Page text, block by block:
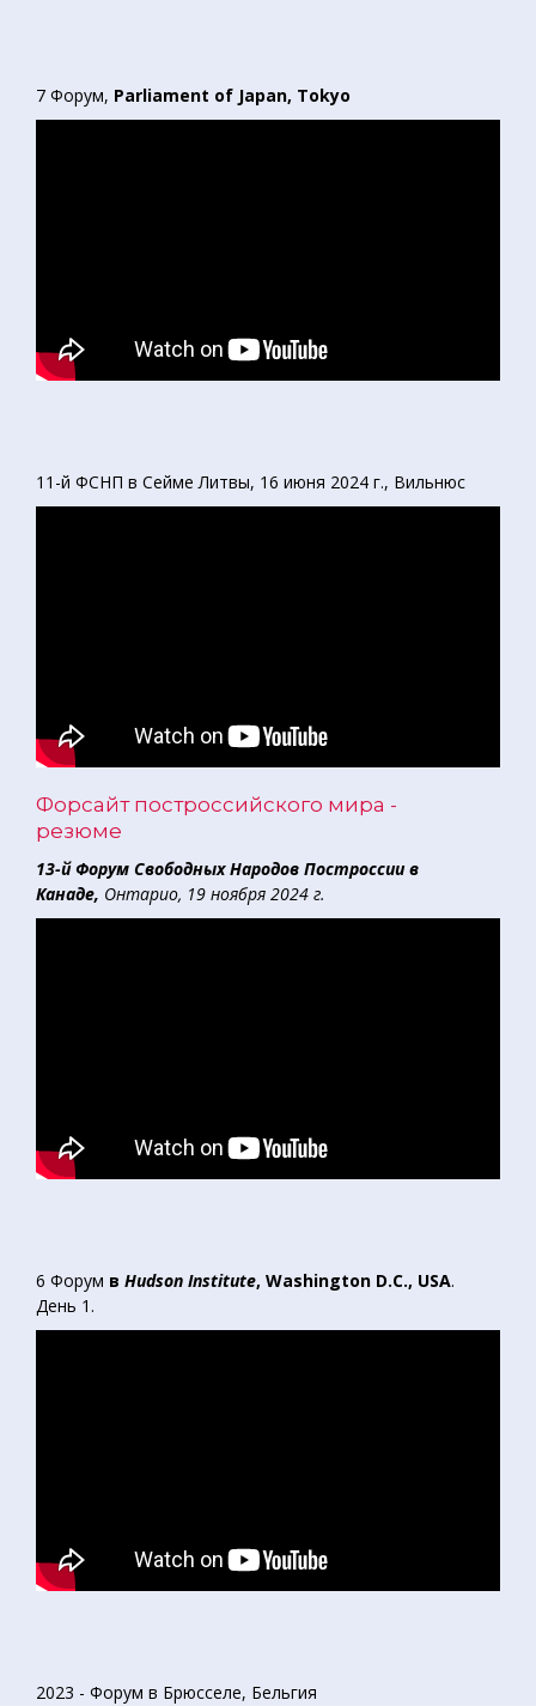
7 Форум, Parliament of Japan, Tokyo
11-й ФСНП в Сейме Литвы, 16 июня 2024 г., Вильнюс
Форсайт построссийского мира -
резюме
13-йФорум Свободных Народов Построссиив
Канаде, Онтарио, 19 ноября 2024 г.
6 Форум в Hudson Institute, Washington D.C., USA.
День 1.
2023 - Форум в Брюсселе, Бельгия